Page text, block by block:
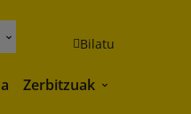
Bilatu
Zerbitzuak Zerbitzuak